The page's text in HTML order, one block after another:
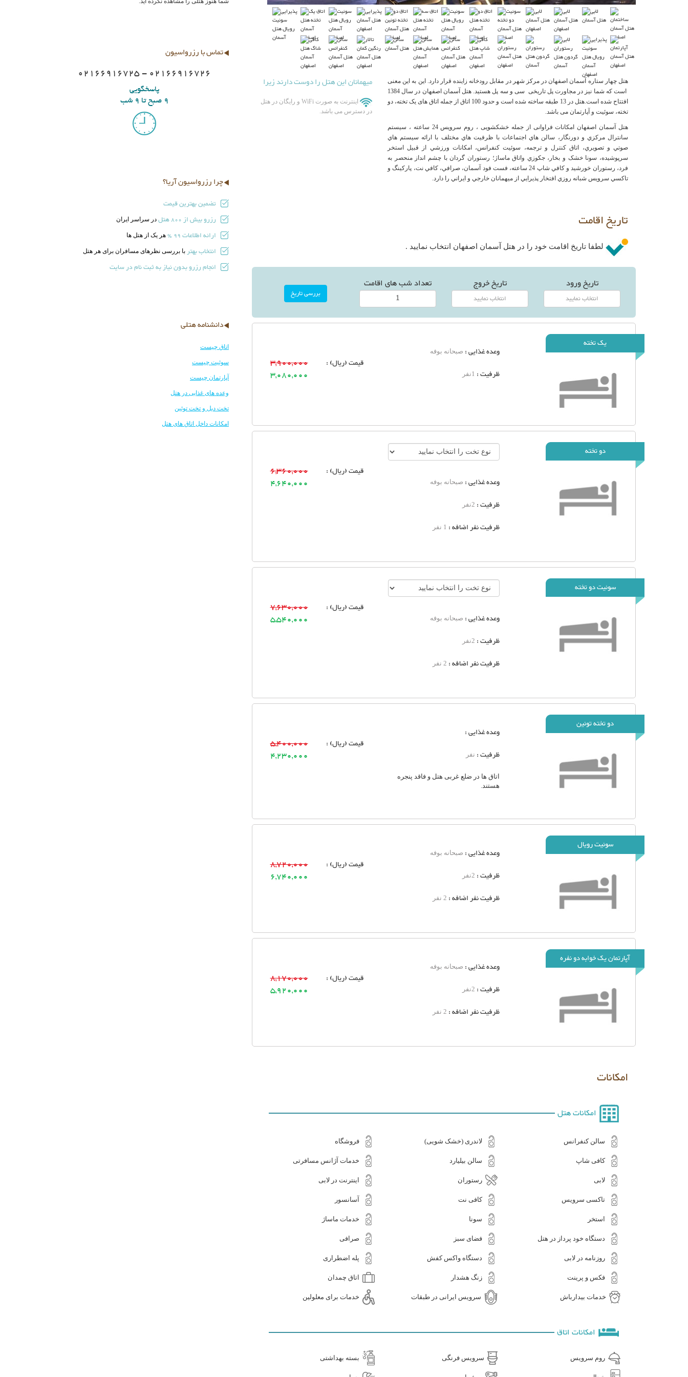
هتل چهار ستاره آسمان اصفهان در مرکز شهر در مقابل رودخانه زاینده قرار دارد. این به این معنی
است که شما نیز در مجاورت پل تاریخی سی و سه پل هستید. هتل آسمان اصفهان در سال 1384
افتتاح شده است.هتل در 13 طبقه ساخته شده است و حدود 100 اتاق از جمله اتاق های یک تخته، دو
تخته، سوئیت و آپارتمان می باشد.
هتل آسمان اصفهان امکانات فراوانی از جمله خشکشویی ، روم سرويس 24 ساعته ، سيستم
سانترال مرکزي و دورنگار، سالن هاي اجتماعات با ظرفيت هاي مختلف با ارائه سيستم هاي
صوتي و تصويري، اتاق کنترل و ترجمه، سوئيت کنفرانس، امکانات ورزشي از قبيل استخر
سرپوشيده، سونا خشک و بخار، جکوزي واتاق ماساژ؛ رستوران گردان با چشم انداز منحصر به
فرد، رستوران خورشيد و کافي شاپ 24 ساعته، فست فود آسمان، صرافي، کافي نت، پارکينگ و
تاکسي سرويس شبانه روزي افتخار پذيرايي از ميهمانان خارجي و ايراني را دارد.
میهمانان این هتل را دوست دارند زیرا
اینترنت به صورت WiFi و رایگان در هتل
در دسترس می باشد.
تاریخ اقامت
لطفا تاریخ اقامت خود را در هتل آسمان اصفهان انتخاب نمایید .
تاریخ ورود تاریخ خروج تعداد شب های اقامت
یک تخته
وعده غذایی : صبحانه بوفه
ظرفیت : 1نفر
قیمت (ریال) :
3,900,000
3,080,000
دو تخته
وعده غذایی : صبحانه بوفه
ظرفیت : 2نفر
ظرفیت نفر اضافه : 1 نفر
قیمت (ریال) :
6,360,000
4,640,000
سوئیت دو تخته
وعده غذایی : صبحانه بوفه
ظرفیت : 2نفر
ظرفیت نفر اضافه : 2 نفر
قیمت (ریال) :
7,630,000
5,540,000
دو تخته توئین
وعده غذایی :
ظرفیت : نفر
اتاق ها در ضلع غربی هتل و فاقد پنجره
هستند.
قیمت (ریال) :
5,400,000
4,230,000
سوئیت رویال
وعده غذایی : صبحانه بوفه
ظرفیت : 2نفر
ظرفیت نفر اضافه : 2 نفر
قیمت (ریال) :
8,720,000
6,740,000
آپارتمان یک خوابه دو نفره
وعده غذایی : صبحانه بوفه
ظرفیت : 2نفر
ظرفیت نفر اضافه : 2 نفر
قیمت (ریال) :
8,170,000
5,920,000
امکانات
امکانات هتل
سالن کنفرانس لاندری (خشک شویی) فروشگاه
کافی شاپ سالن بیلیارد خدمات آژانس مسافرتی
لابی رستوران اینترنت در لابی
تاکسی سرویس کافی نت آسانسور
استخر سونا خدمات ماساژ
دستگاه خود پرداز در هتل فضای سبز صرافی
روزنامه در لابی دستگاه واکس کفش پله اضطراری
فکس و پرینت زنگ هشدار اتاق چمدان
خدمات بیدارباش سرویس ایرانی در طبقات خدمات برای معلولین
امکانات اتاق
روم سرویس سرویس فرنگی بسته بهداشتی
تماس با رزرواسیون
02166916725 - 02166916726
پاسخگویی
9 صبح تا 9 شب
چرا رزرواسیون آریا؟
تضمین بهترین قیمت
رزرو بیش از 800 هتل در سراسر ایران
ارائه اطلاعات 99 % هر یک از هتل ها
انتخاب بهتر با بررسی نظرهای مسافران برای هر هتل
انجام رزرو بدون نیاز به ثبت نام در سایت
دانشنامه هتلی
اتاق چیست
سوئیت چیست
آپارتمان چیست
وعده های غذایی در هتل
تخت دبل و تخت توئین
امکانات داخل اتاق های هتل